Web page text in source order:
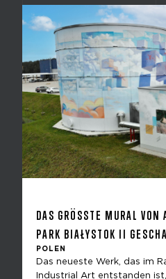
DAS GRÖSSTE MURAL VON
ARK BIAŁYSTOK II
POLEN
Das neueste Werk, das im
Industrial Art entstanden